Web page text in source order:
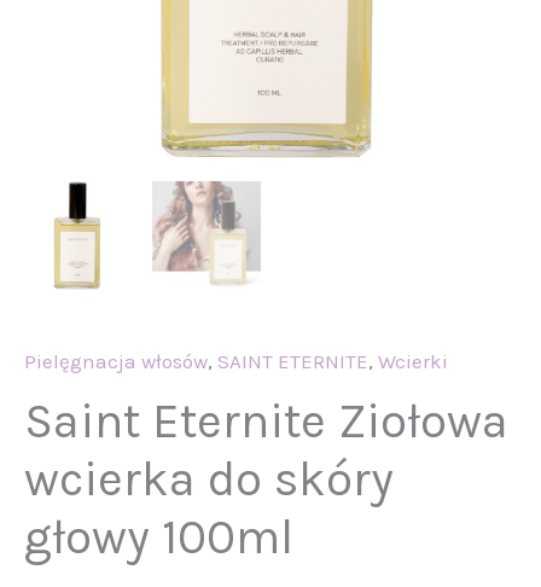
Pielęgnacja włosów, SAINT ETERNITE, Wcierki
Saint Eternite Ziołowa
wcierka do skóry
głowy 100ml